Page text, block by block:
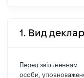
1. Вид
Перед звільненням
особи,